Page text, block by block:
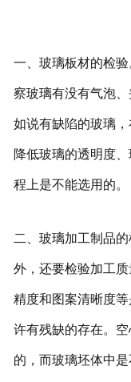
一、玻璃板材的检
察玻璃有没有气泡
如说有缺陷的玻璃
降低玻璃的透明度
程上是不能选用的
二、玻璃加工制品
外，还要检验加工
精度和图案清晰度
许有残缺的存在。
的，而玻璃坯体中